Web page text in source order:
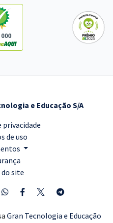
e Educação S/A
de uso
do site
Gran Tecnologia e Educação